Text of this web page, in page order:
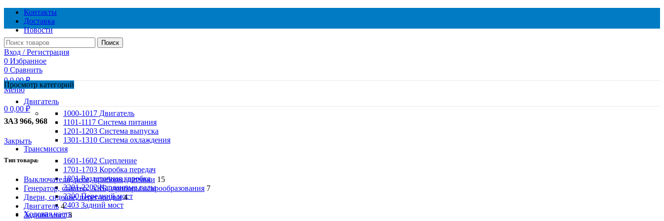
Контакты
Доставка
Новости
Поиск
Вход / Регистрация
0 Избранное
0 Сравнить
00,00₽
Меню
0 0,00 ₽
Просмотр категорий
Двигатель
1000-1017 Двигатель
1101-1117 Система питания
1201-1203 Система выпуска
1301-1310 Система охлаждения
Трансмиссия
1601-1602 Сцепление
1701-1703 Коробка передач
1801 Раздаточная коробка
2201-2202 Карданные валы
2300 Передний мост
2403 Задний мост
Ходовая часть
ЗАЗ 966, 968
Закрыть
Тип товара
Выключатели, реле, приборы, датчики 15
Генератор, стартер, АКБ, приборы искрообразования 7
Двери, сиденье, перегородка 4
Двигатель 4
Задний мост 3